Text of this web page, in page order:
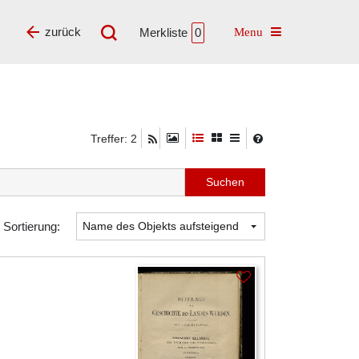
Merkliste 0 Toggle navigation
zurück
Treffer: 2
Sortierung: